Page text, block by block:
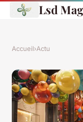
Lsd Mag
Accueil›Actu